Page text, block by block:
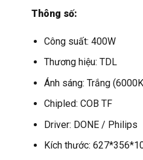
Thông số:
Công suất: 400W
Thương hiệu: TDL
Ánh sáng: Trắng
Chipled: COB TF
Driver: DONE / Philips
Kích thước: